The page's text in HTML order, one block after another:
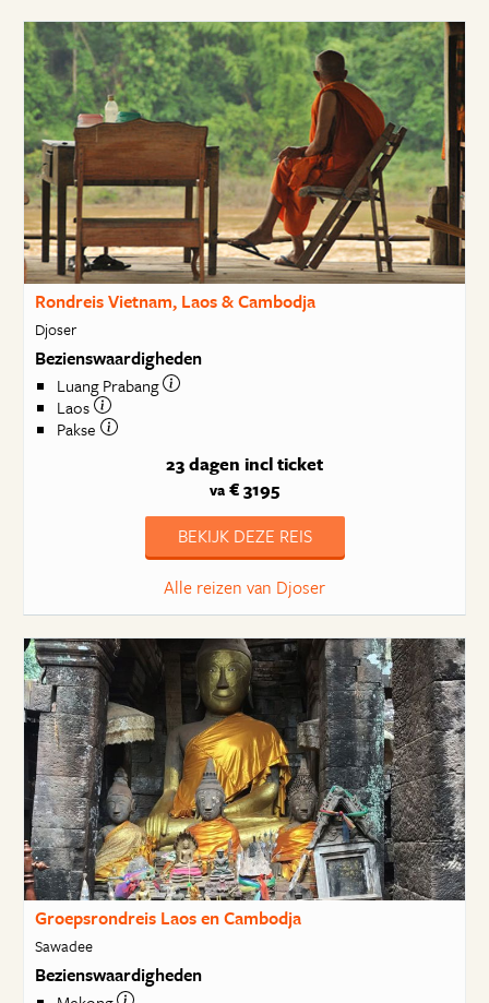
Rondreis Vietnam, Laos & Cambodja
Djoser
Bezienswaardigheden
Luang Prabang
Laos
Pakse
23 dagen incl ticket
va € 3195
BEKIJK DEZE REIS
Alle reizen van Djoser
Groepsrondreis Laos en Cambodja
Sawadee
Bezienswaardigheden